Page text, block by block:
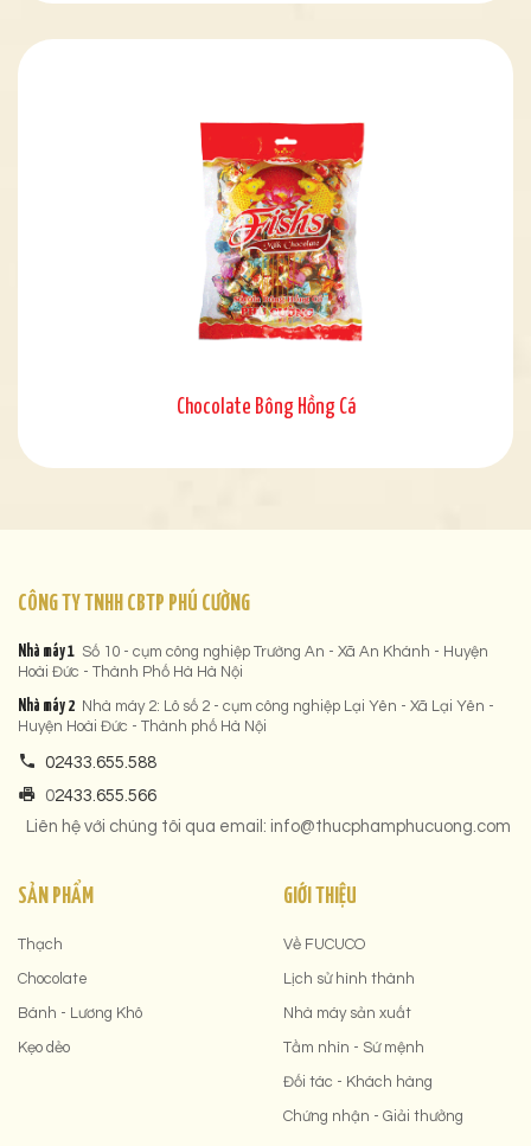
Chocolate Bông Hồng Cá
CÔNG TY TNHH CBTP PHÚ CƯỜNG
Nhà máy 1 Số 10 - cụm công nghiệp Trường An - Xã An Khánh - Huyện
Hoài Đức - Thành Phố Hà Hà Nội
Nhà máy 2 Nhà máy 2: Lô số 2 - cụm công nghiệp Lại Yên - Xã Lại Yên -
Huyện Hoài Đức - Thành phố Hà Nội
02433.655.588
02433.655.566
Liên hệ với chúng tôi qua email: info@thucphamphucuong.com
SẢN PHẨM
Thạch
Chocolate
Bánh - Lương Khô
Kẹo dẻo
GIỚI THIỆU
Về FUCUCO
Lịch sử hình thành
Nhà máy sản xuất
Tầm nhìn - Sứ mệnh
Đối tác - Khách hàng
Chứng nhận - Giải thưởng